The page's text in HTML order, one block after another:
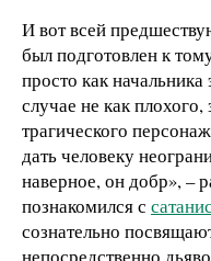
И вот всей
был подготовлен к
просто как
случае не как
трагического
дать человеку
наверное, он добр», –
познакомился с
сознательно